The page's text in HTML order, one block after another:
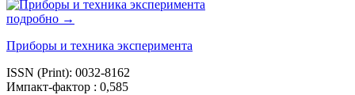
подробно →
Приборы и техника эксперимента
ISSN (Print): 0032-8162
Импакт-фактор : 0,585